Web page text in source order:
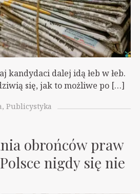
kandydaci dalej idą łeb w łeb.
się, jak to możliwe po […]
Publicystyka
obrońców praw
nigdy się nie